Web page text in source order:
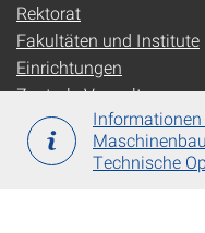
Technische
Rektorat
Fakultäten und Institute
Einrichtungen
Zentrale Verwaltung